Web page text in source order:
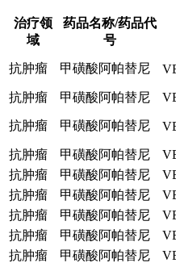
治疗领
域
药品名称/药品代
号
抗肿瘤 甲磺酸阿帕替尼
抗肿瘤 甲磺酸阿帕替尼
抗肿瘤 甲磺酸阿帕替尼
抗肿瘤
甲磺酸阿帕替尼
抗肿瘤
甲磺酸阿帕替尼
抗肿瘤
甲磺酸阿帕替尼
抗肿瘤
甲磺酸阿帕替尼
抗肿瘤
甲磺酸阿帕替尼
抗肿瘤
甲磺酸阿帕替尼